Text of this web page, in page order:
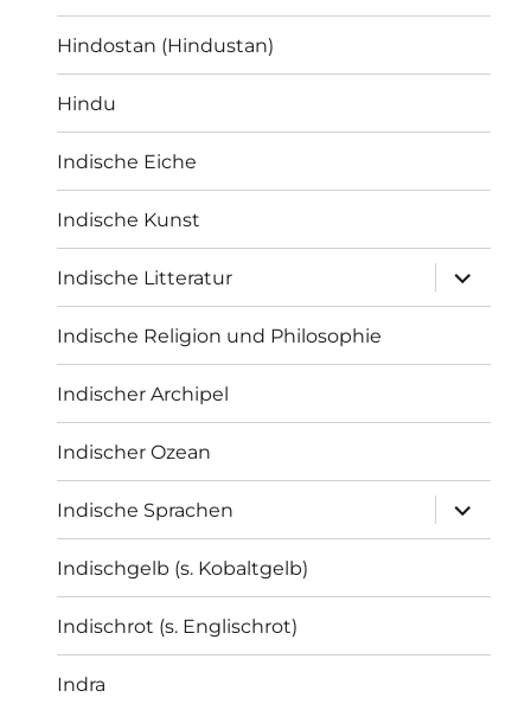
Hindostan (Hindustan)
Hindu
Indische Eiche
Indische Kunst
Indische Litteratur
öffnen
Indische Religion und Philosophie
Indischer Archipel
Indischer Ozean
Indische Sprachen
öffnen
Indischgelb (s. Kobaltgelb)
Indischrot (s. Englischrot)
Indra